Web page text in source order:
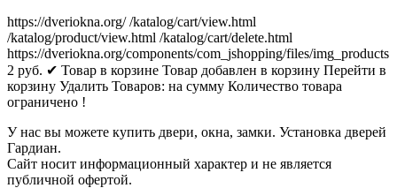
https://dveriokna.org/ /katalog/cart/view.html
/katalog/product/view.html /katalog/cart/delete.html
https://dveriokna.org/components/com_jshopping/files/img_products
2 руб. ✔ Товар в корзине Товар добавлен в корзину Перейти в
корзину Удалить Товаров: на сумму Количество товара
ограничено !
У нас вы можете купить двери, окна, замки. Установка дверей
Гардиан.
Сайт носит информационный характер и не является
публичной офертой.